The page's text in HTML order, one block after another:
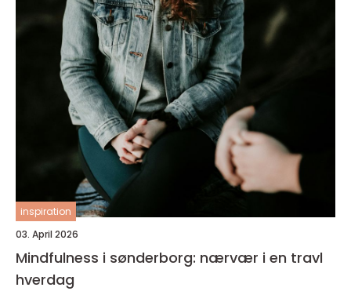
inspiration
03. April 2026
Mindfulness i sønderborg: nærvær i en travl
hverdag